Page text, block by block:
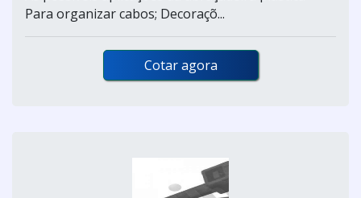
Para organizar cabos; Decoraçõ...
Cotar agora